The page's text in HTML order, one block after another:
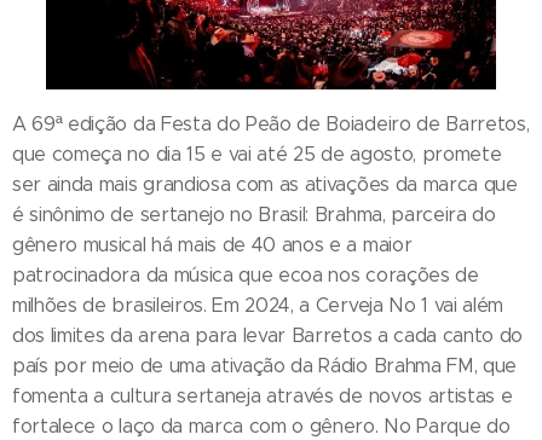
A 69ª edição da Festa do Peão de Boiadeiro de Barretos,
que começa no dia 15 e vai até 25 de agosto, promete
ser ainda mais grandiosa com as ativações da marca que
é sinônimo de sertanejo no Brasil: Brahma, parceira do
gênero musical há mais de 40 anos e a maior
patrocinadora da música que ecoa nos corações de
milhões de brasileiros. Em 2024, a Cerveja No 1 vai além
dos limites da arena para levar Barretos a cada canto do
país por meio de uma ativação da Rádio Brahma FM, que
fomenta a cultura sertaneja através de novos artistas e
fortalece o laço da marca com o gênero. No Parque do